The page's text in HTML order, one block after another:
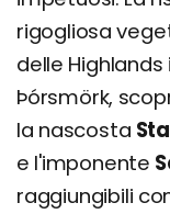
rigogliosa
delle Highlands
Þórsmörk,
la nascosta
e l'imponente
raggiungibili